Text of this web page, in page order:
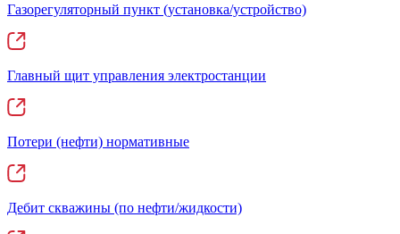
Газорегуляторный пункт (установка/устройство)
Главный щит управления электростанции
Потери (нефти) нормативные
Дебит скважины (по нефти/жидкости)